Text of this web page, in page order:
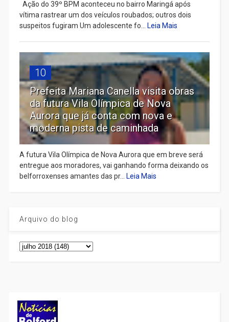
Ação do 39º BPM aconteceu no bairro Maringá após
vítima rastrear um dos veículos roubados; outros dois
suspeitos fugiram Um adolescente fo...
Leia Mais
10
Prefeita Mariana Canella visita obras
da futura Vila Olímpica de Nova
Aurora que já conta com nova e
moderna pista de caminhada
A futura Vila Olímpica de Nova Aurora que em breve será
entregue aos moradores, vai ganhando forma deixando os
belforroxenses amantes das pr...
Leia Mais
Arquivo do blog